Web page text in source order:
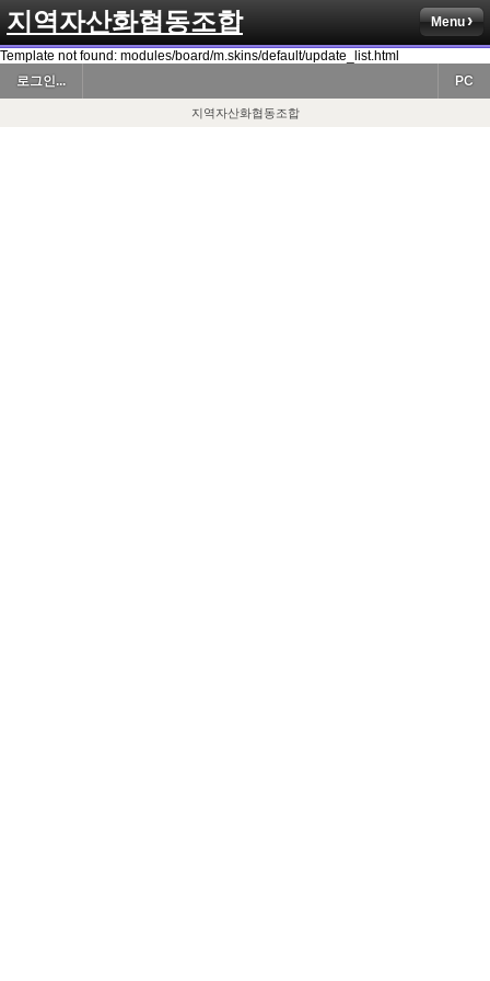
지역자산화협동조합 Menu
Template not found: modules/board/m.skins/default/update_list.html
로그인...
PC
지역자산화협동조합